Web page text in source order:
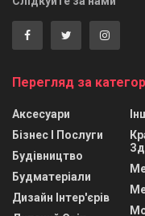
Перегляд за
Аксесуари
Бізнес І Послуги
Будівництво
Будматеріали
Дизайн Інтер'єрів